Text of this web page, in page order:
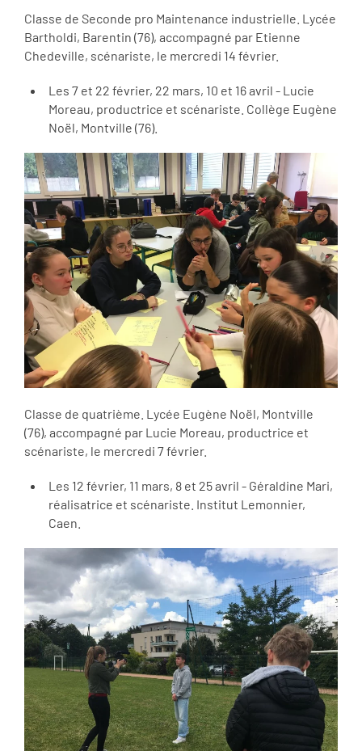
Classe de Seconde pro Maintenance industrielle. Lycée
Bartholdi, Barentin (76), accompagné par Etienne
Chedeville, scénariste, le mercredi 14 février.
Les 7 et 22 février, 22 mars, 10 et 16 avril - Lucie
Moreau, productrice et scénariste. Collège Eugène
Noël, Montville (76).
Classe de quatrième. Lycée Eugène Noël, Montville
(76), accompagné par Lucie Moreau, productrice et
scénariste, le mercredi 7 février.
Les 12 février, 11 mars, 8 et 25 avril - Géraldine Mari,
réalisatrice et scénariste. Institut Lemonnier,
Caen.